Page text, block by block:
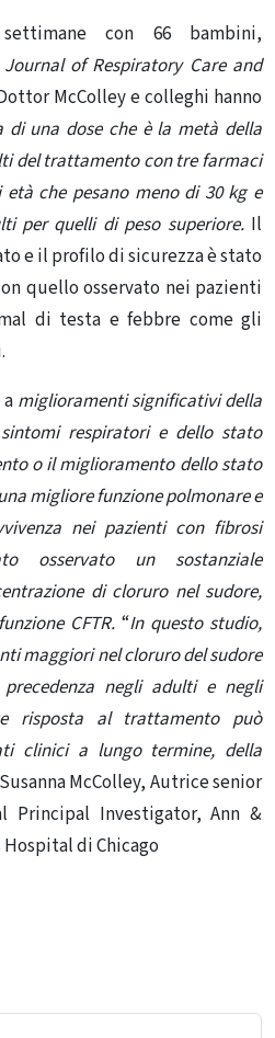
con 66 bambini,
Journal of Respiratory Care and
McColley e colleghi hanno
di una dose che è la metà della
del trattamento con tre farmaci
che pesano meno di 30 kg e
per quelli di peso superiore.Il
e il profilo di sicurezza è stato
quello osservato nei pazienti
di testa e febbre come gli
miglioramenti significativi della
respiratori e dello stato
o il miglioramento dello stato
migliore funzione polmonare e
nei pazienti con fibrosi
osservato un sostanziale
di cloruro nel sudore,
CFTR.“In questo studio,
maggiori nel cloruro del sudore
negli adulti e negli
risposta al trattamento può
clinici a lungo termine, della
McColley, Autrice senior
Principal Investigator, Ann &
Hospital di Chicago